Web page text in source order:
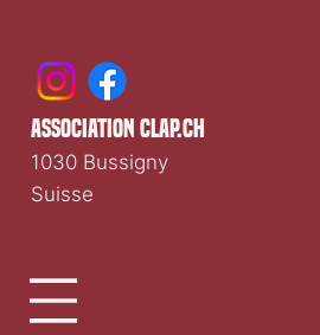
association clap.ch
1030 Bussigny
Suisse